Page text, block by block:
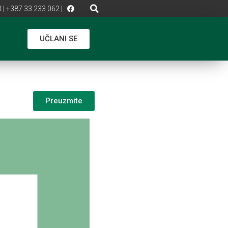
+387 33 233 062 |
UČLANI SE
Preuzmite